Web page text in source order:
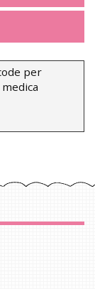
per